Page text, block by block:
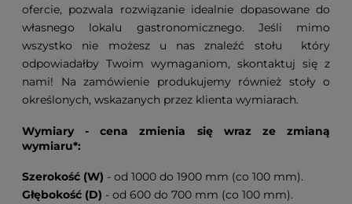
ofercie, pozwala rozwiązanie idealnie dopasowane do
własnego lokalu gastronomicznego. Jeśli mimo
wszystko nie możesz u nas znaleźć stołu który
odpowiadałby Twoim wymaganiom, skontaktuj się z
nami! Na zamówienie produkujemy również stoły o
określonych, wskazanych przez klienta wymiarach.
Wymiary - cena zmienia się wraz ze zmianą
wymiaru*:
Szerokość (W) - od 1000 do 1900 mm (co 100 mm).
Głębokość (D) - od 600 do 700 mm (co 100 mm).